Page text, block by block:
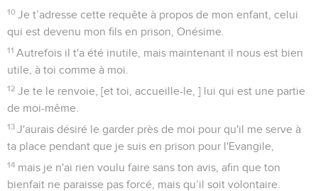
10 Je t’adresse cette requête à propos de mon enfant, celui
qui est devenu mon fils en prison, Onésime.
11 Autrefois il t'a été inutile, mais maintenant il nous est bien
utile, à toi comme à moi.
12 Je te le renvoie, [et toi, accueille-le, ] lui qui est une partie
de moi-même.
13 J'aurais désiré le garder près de moi pour qu'il me serve à
ta place pendant que je suis en prison pour l'Evangile,
14 mais je n'ai rien voulu faire sans ton avis, afin que ton
bienfait ne paraisse pas forcé, mais qu’il soit volontaire.